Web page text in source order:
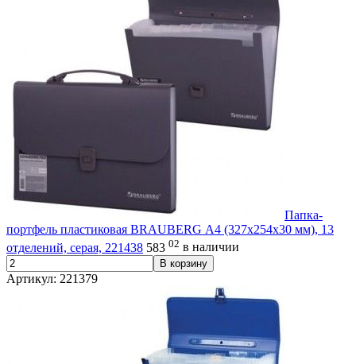
Папка-
портфель пластиковая BRAUBERG А4 (327х254х30 мм), 13
отделений, серая, 221438 583 02 в наличии
В корзину
Артикул: 221379